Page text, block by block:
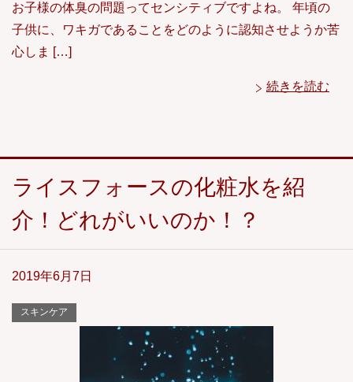
お子様の体臭の問題ってセンシティブですよね。 年頃の
子供に、ワキガであることをどのように認知させようか苦
心しま […]
続きを読む
ライスフォースの化粧水を紹
介！どれがいいのか！？
2019年6月7日
スキンケア